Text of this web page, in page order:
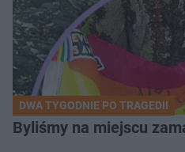
DWA TYGODNIE PO TRAGEDII
Byliśmy na miejscu